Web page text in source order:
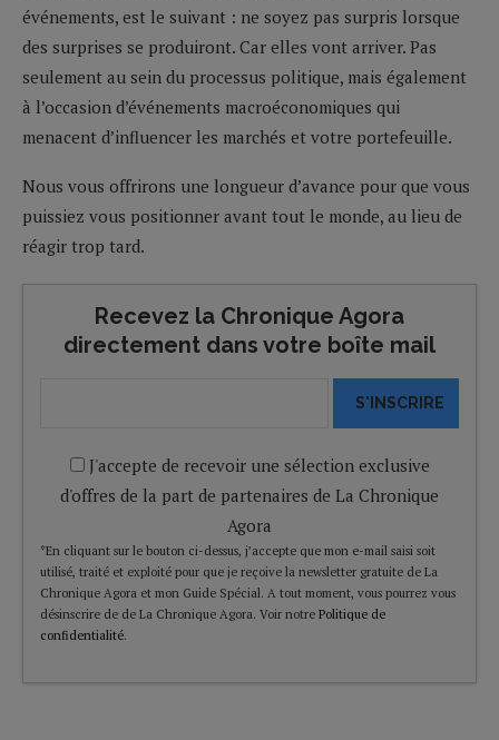
événements, est le suivant : ne soyez pas surpris lorsque
des surprises se produiront. Car elles vont arriver. Pas
seulement au sein du processus politique, mais également
à l’occasion d’événements macroéconomiques qui
menacent d’influencer les marchés et votre portefeuille.
Nous vous offrirons une longueur d’avance pour que vous
puissiez vous positionner avant tout le monde, au lieu de
réagir trop tard.
Recevez la Chronique Agora
directement dans votre boîte mail
S'INSCRIRE
J'accepte de recevoir une sélection exclusive
d'offres de la part de partenaires de La Chronique
Agora
*En cliquant sur le bouton ci-dessus, j’accepte que mon e-mail saisi soit
utilisé, traité et exploité pour que je reçoive la newsletter gratuite de La
Chronique Agora et mon Guide Spécial. A tout moment, vous pourrez vous
désinscrire de de La Chronique Agora. Voir notre Politique de
confidentialité.